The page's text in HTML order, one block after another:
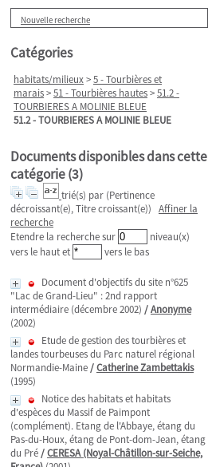
Nouvelle recherche
Catégories
habitats/milieux>5 - Tourbières et
marais>51 - Tourbières hautes>51.2 -
TOURBIERES A MOLINIE BLEUE
51.2 - TOURBIERES A MOLINIE BLEUE
Documents disponibles dans cette
catégorie (3)
trié(s) par (Pertinence
décroissant(e), Titre croissant(e)) Affiner la
recherche
Etendre la recherche sur
niveau(x)
vers le haut et
vers le bas
Document d'objectifs du site n°625
"Lac de Grand-Lieu" : 2nd rapport
intermédiaire (décembre 2002) /Anonyme
(2002)
Etude de gestion des tourbières et
landes tourbeuses du Parc naturel régional
Normandie-Maine/Catherine Zambettakis
(1995)
Notice des habitats et habitats
d'espèces du Massif de Paimpont
(complément). Etang de l'Abbaye, étang du
Pas-du-Houx, étang de Pont-dom-Jean, étang
du Pré/CERESA (Noyal-Châtillon-sur-Seiche,